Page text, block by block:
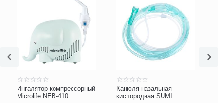
Ингалятор компрессорный
Microlife NEB-410
Канюля назальная
кислородная SUMI